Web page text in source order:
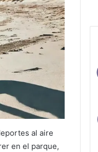
al aire
en el parque,